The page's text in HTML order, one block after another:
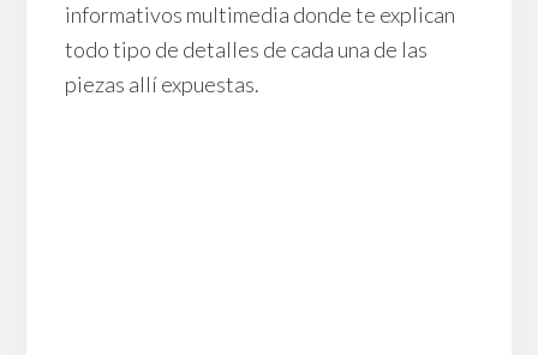
informativos multimedia donde te explican
todo tipo de detalles de cada una de las
piezas allí expuestas.